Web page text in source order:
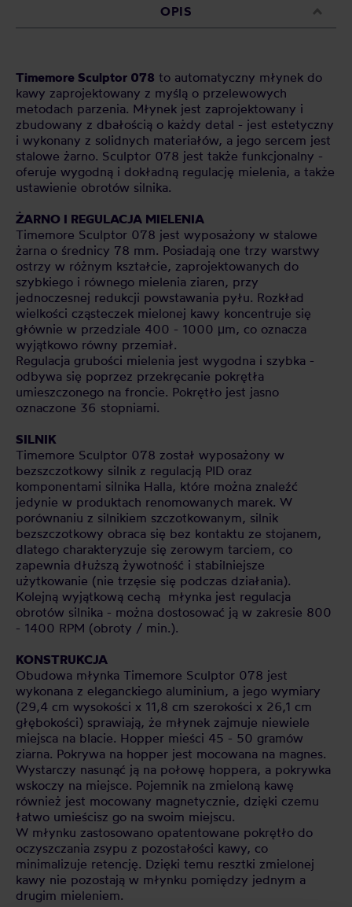
OPIS
Timemore Sculptor 078 to automatyczny młynek do
kawy zaprojektowany z myślą o przelewowych
metodach parzenia. Młynek jest zaprojektowany i
zbudowany z dbałością o każdy detal - jest estetyczny
i wykonany z solidnych materiałów, a jego sercem jest
stalowe żarno. Sculptor 078 jest także funkcjonalny -
oferuje wygodną i dokładną regulację mielenia, a także
ustawienie obrotów silnika.
ŻARNO I REGULACJA MIELENIA
Timemore Sculptor 078 jest wyposażony w stalowe
żarna o średnicy 78 mm. Posiadają one trzy warstwy
ostrzy w różnym kształcie, zaprojektowanych do
szybkiego i równego mielenia ziaren, przy
jednoczesnej redukcji powstawania pyłu. Rozkład
wielkości cząsteczek mielonej kawy koncentruje się
głównie w przedziale 400 - 1000 μm, co oznacza
wyjątkowo równy przemiał.
Regulacja grubości mielenia jest wygodna i szybka -
odbywa się poprzez przekręcanie pokrętła
umieszczonego na froncie. Pokrętło jest jasno
oznaczone 36 stopniami.
SILNIK
Timemore Sculptor 078 został wyposażony w
bezszczotkowy silnik z regulacją PID oraz
komponentami silnika Halla, które można znaleźć
jedynie w produktach renomowanych marek. W
porównaniu z silnikiem szczotkowanym, silnik
bezszczotkowy obraca się bez kontaktu ze stojanem,
dlatego charakteryzuje się zerowym tarciem, co
zapewnia dłuższą żywotność i stabilniejsze
użytkowanie (nie trzęsie się podczas działania).
Kolejną wyjątkową cechą młynka jest regulacja
obrotów silnika - można dostosować ją w zakresie 800
- 1400 RPM (obroty / min.).
KONSTRUKCJA
Obudowa młynka Timemore Sculptor 078 jest
wykonana z eleganckiego aluminium, a jego wymiary
(29,4 cm wysokości x 11,8 cm szerokości x 26,1 cm
głębokości) sprawiają, że młynek zajmuje niewiele
miejsca na blacie. Hopper mieści 45 - 50 gramów
ziarna. Pokrywa na hopper jest mocowana na magnes.
Wystarczy nasunąć ją na połowę hoppera, a pokrywka
wskoczy na miejsce. Pojemnik na zmieloną kawę
również jest mocowany magnetycznie, dzięki czemu
łatwo umieścisz go na swoim miejscu.
W młynku zastosowano opatentowane pokrętło do
oczyszczania zsypu z pozostałości kawy, co
minimalizuje retencję. Dzięki temu resztki zmielonej
kawy nie pozostają w młynku pomiędzy jednym a
drugim mieleniem.